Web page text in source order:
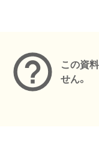
この資
せん。